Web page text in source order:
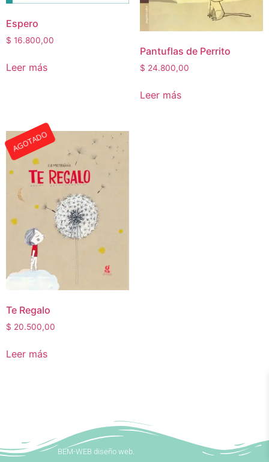
Espero
$ 16.800,00
Leer más
Pantuflas de Perrito
$ 24.800,00
Leer más
AGOTADO
Te Regalo
$ 20.500,00
Leer más
BEM-WEB diseño web.